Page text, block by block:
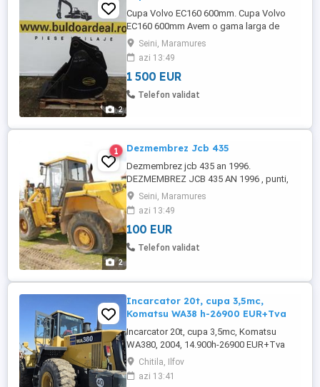
2
Cupa Volvo EC160 600mm. Cupa Volvo
EC160 600mm Avem o gama larga de
piese noi si sh pentru utilaje de
constructii. Pretul nu contine TVA.
Seini, Maramures
azi 13:49
1 500 EUR
Telefon validat
2
1 Dezmembrez Jcb 435
Dezmembrez jcb 435 an 1996.
DEZMEMBREZ JCB 435 AN 1996 , punti,
motor, cutie,pompe,brat telescopic, cupa
multifunctionala, cabina, distribuitoare,
avem si piese noi !
Seini, Maramures
azi 13:49
100 EUR
Telefon validat
Incarcator 20t, cupa 3,5mc,
Komatsu WA38 h-26900 EUR+Tva
Incarcator 20t, cupa 3,5mc, Komatsu
WA380, 2004, 14.900h-26900 EUR+Tva
Chitila, Ilfov
azi 13:41